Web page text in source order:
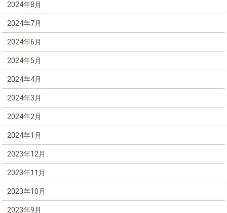
2024年8月
2024年7月
2024年6月
2024年5月
2024年4月
2024年3月
2024年2月
2024年1月
2023年12月
2023年11月
2023年10月
2023年9月